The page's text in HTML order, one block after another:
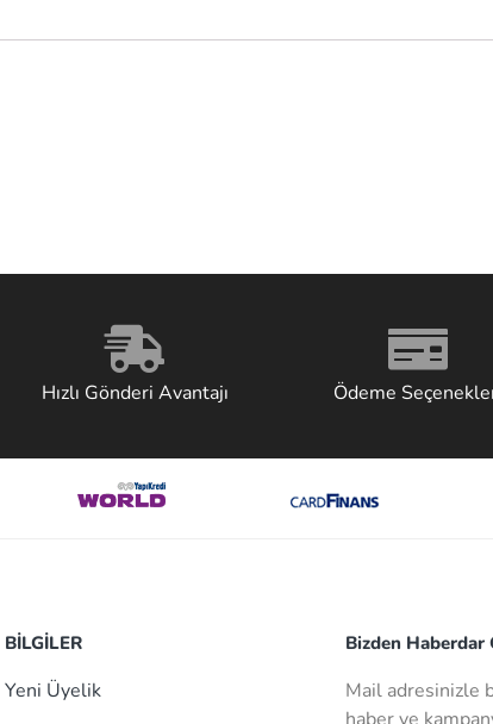
Hızlı Gönderi Avantajı Ödeme
BİLGİLER
Yeni Üyelik
Bizden Haberdar
Mail adresinizle